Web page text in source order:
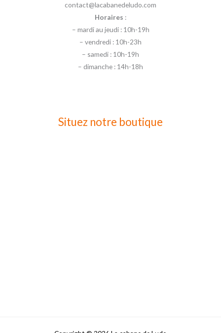
contact@lacabanedeludo.com
Horaires :
– mardi au jeudi : 10h-19h
– vendredi : 10h-23h
– samedi : 10h-19h
– dimanche : 14h-18h
Situez notre boutique